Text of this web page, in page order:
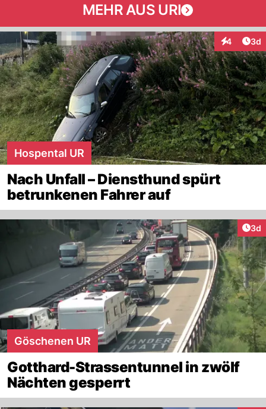
MEHR AUS URI
4 3d
Hospental UR
Nach Unfall – Diensthund spürt
betrunkenen Fahrer auf
3d
Göschenen UR
Gotthard-Strassentunnel in zwölf
Nächten gesperrt